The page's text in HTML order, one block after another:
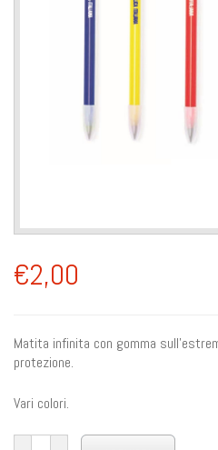
€2,00
Matita infinita con gomma
protezione.
Vari colori.